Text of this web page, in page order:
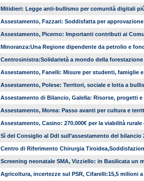
Mitidieri: Legge anti-bullismo per comunità digitali
Assestamento, Fazzari: Soddisfatta per
Assestamento, Picerno: Importanti contributi ai
Minoranza:Una Regione dipendente da petrolio e
Centrosinistra:Solidarietà a mondo della
Assestamento, Fanelli: Misure per studenti, famiglie
Assestamento, Polese: Territori, sociale e lotta a
Assestamento di Bilancio, Galella: Risorse, progetti e
Assestamento, Morea: Passo avanti per cultura e
Assestamento, Casino: 270.000€ per la viabilità rurale
Sì del Consiglio al Ddl sull’assestamento del bilancio
Centro di Riferimento Chirurgia
Screening neonatale SMA, Vizziello: in Basilicata un
Agricoltura, incertezze sul PSR, Cifarelli:15,5 milioni